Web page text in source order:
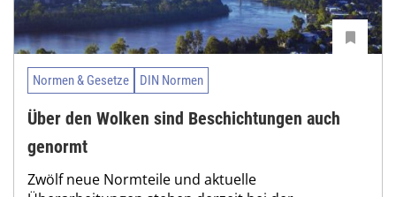
Normen & Gesetze DIN Normen
Über den Wolken sind Beschichtungen auch
genormt
Zwölf neue Normteile und aktuelle